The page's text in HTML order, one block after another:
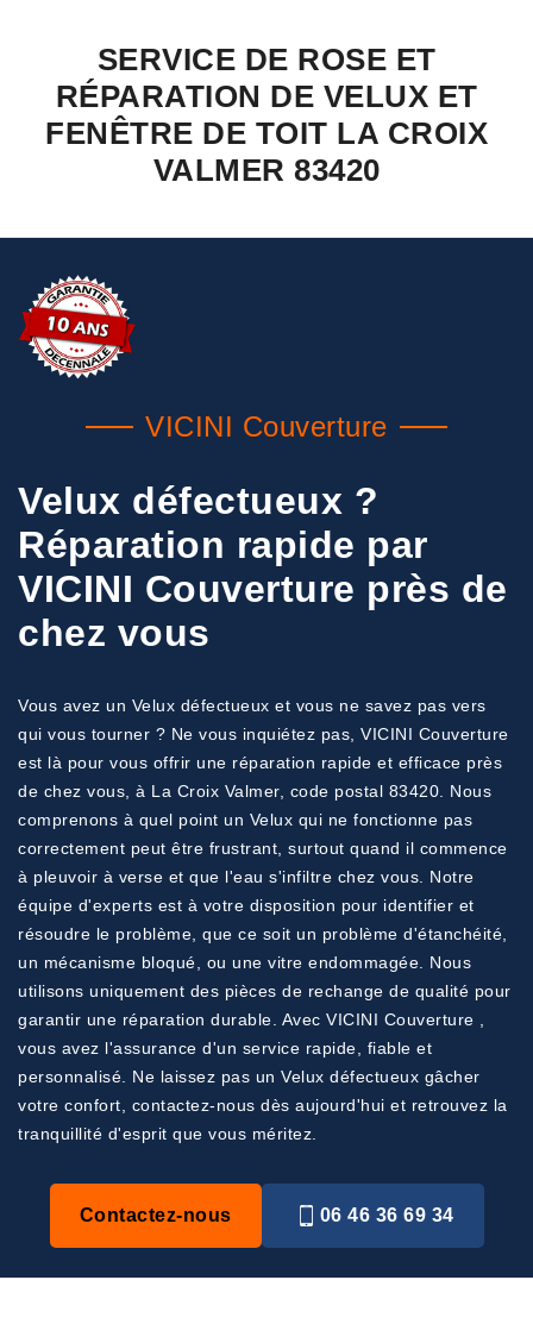
SERVICE DE ROSE ET
RÉPARATION DE VELUX ET
FENÊTRE DE TOIT LA CROIX
VALMER 83420
VICINI Couverture
Velux défectueux ?
Réparation rapide par
VICINI Couverture près de
chez vous
Vous avez un Velux défectueux et vous ne savez pas vers
qui vous tourner ? Ne vous inquiétez pas, VICINI Couverture
est là pour vous offrir une réparation rapide et efficace près
de chez vous, à La Croix Valmer, code postal 83420. Nous
comprenons à quel point un Velux qui ne fonctionne pas
correctement peut être frustrant, surtout quand il commence
à pleuvoir à verse et que l'eau s'infiltre chez vous. Notre
équipe d'experts est à votre disposition pour identifier et
résoudre le problème, que ce soit un problème d'étanchéité,
un mécanisme bloqué, ou une vitre endommagée. Nous
utilisons uniquement des pièces de rechange de qualité pour
garantir une réparation durable. Avec VICINI Couverture ,
vous avez l'assurance d'un service rapide, fiable et
personnalisé. Ne laissez pas un Velux défectueux gâcher
votre confort, contactez-nous dès aujourd'hui et retrouvez la
tranquillité d'esprit que vous méritez.
Contactez-nous 06 46 36 69 34